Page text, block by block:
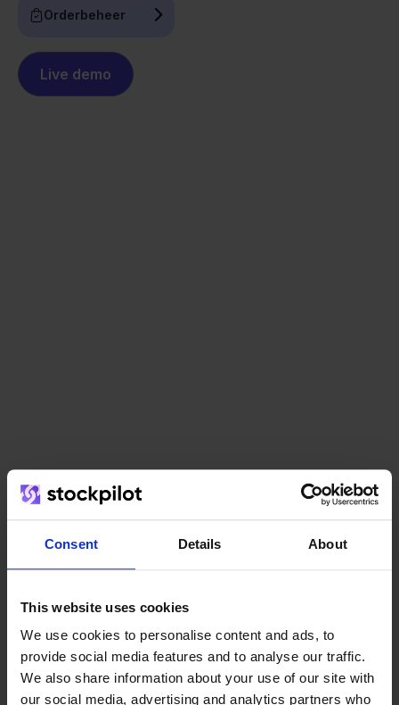
Consent Details About
This website uses cookies
We use cookies to personalise content and ads, to
provide social media features and to analyse our traffic.
We also share information about your use of our site with
our social media, advertising and analytics partners who
Orderbeheer
Live demo
Het team